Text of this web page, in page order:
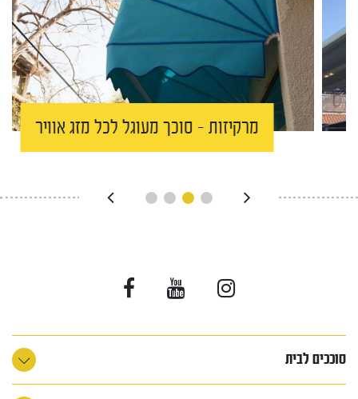
מרקיזות – סוכך מעוגל לכל מזג אוויר
סוככים לבית